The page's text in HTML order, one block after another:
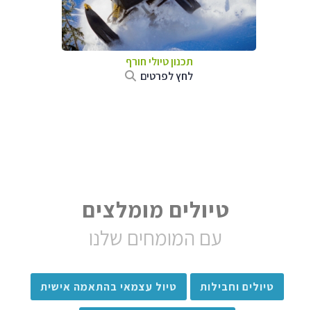
תכנון טיולי חורף
לחץ לפרטים
טיולים מומלצים
עם המומחים שלנו
טיולים וחבילות טיול עצמאי בהתאמה אישית